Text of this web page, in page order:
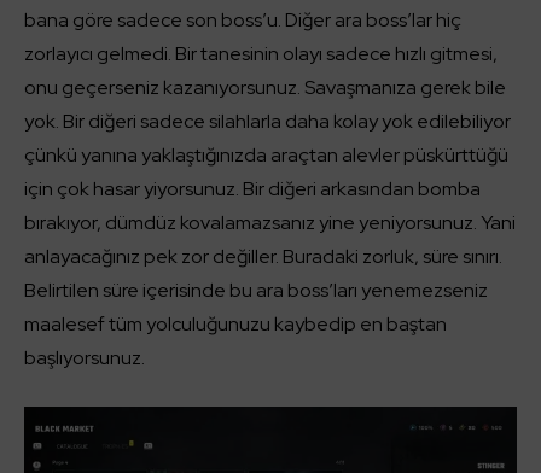
bana göre sadece son boss’u. Diğer ara boss’lar hiç
zorlayıcı gelmedi. Bir tanesinin olayı sadece hızlı gitmesi,
onu geçerseniz kazanıyorsunuz. Savaşmanıza gerek bile
yok. Bir diğeri sadece silahlarla daha kolay yok edilebiliyor
çünkü yanına yaklaştığınızda araçtan alevler püskürttüğü
için çok hasar yiyorsunuz. Bir diğeri arkasından bomba
bırakıyor, dümdüz kovalamazsanız yine yeniyorsunuz. Yani
anlayacağınız pek zor değiller. Buradaki zorluk, süre sınırı.
Belirtilen süre içerisinde bu ara boss’ları yenemezseniz
maalesef tüm yolculuğunuzu kaybedip en baştan
başlıyorsunuz.